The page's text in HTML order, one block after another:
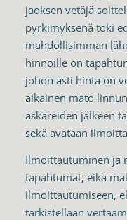
jaoksen vetäjä
pyrkimyksenä toki
mahdollisimman
hinnoille on
johon asti hinta on
aikainen mato
askareiden jälkeen
sekä avataan
Ilmoittautuminen ja
tapahtumat, eikä
ilmoittautumiseen,
tarkistellaan